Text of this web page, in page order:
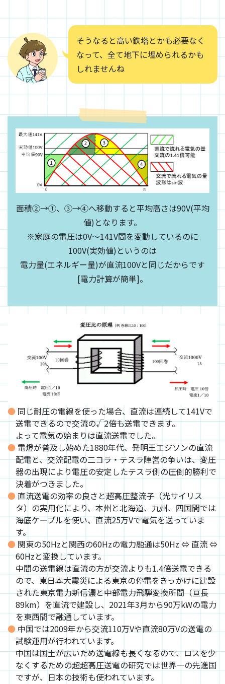
そうなると高い鉄塔とかも必要なく
なって、全て地下に埋められるかも
しれませんね
面積②→①、③→④へ移動すると平均高さは90V(平均
値)となります。
※家庭の電圧は0V～141V間を変動しているのに
100V(実効値)というのは
電力量(エネルギー量)が直流100Vと同じだからです
[電力計算が簡単]。
同じ耐圧の電線を使った場合、直流は連続して141Vで
送電できるので交流の√2倍も送電できます。
よって電気の始まりは直流送電でした。
電燈が普及し始めた1880年代、発明王エジソンの直流
配電と、交流配電の二コラ・テスラ陣営の争いは、変圧
器の出現により電圧の安定したテスラ側の圧倒的勝利で
決着がつきました。
直流送電の効率の良さと超高圧整流子（光サイリス
タ）の実用化により、本州と北海道、九州、四国間では
海底ケーブルを使い、直流25万Vで電気を送っていま
す。
関東の50Hzと関西の60Hzの電力融通は50Hz ⇔ 直流 ⇔
60Hzと変換しています。
中間の送電線は直流の方が交流よりも1.4倍送電できる
ので、東日本大震災による東京の停電をきっかけに建設
された東京電力新信濃と中部電力飛騨変換所間（亘長
89km）を直流で建設し、2021年3月から90万kWの電力
を東西間で融通しています。
中国では2009年から交流110万Vや直流80万Vの送電の
試験運用が行われています。
中国は国土が広いため送電線も長くなるので、ロスを少
なくするための超超高圧送電の研究では世界一の先進国
ですが、日本の技術も使われています。